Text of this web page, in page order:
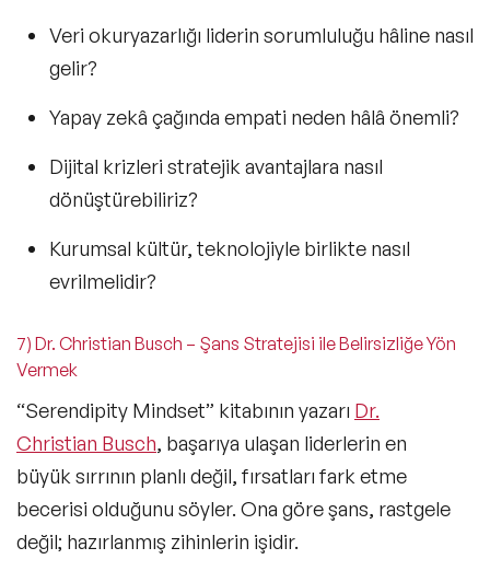
Veri okuryazarlığı liderin sorumluluğu hâline nasıl
gelir?
Yapay zekâ çağında empati neden hâlâ önemli?
Dijital krizleri stratejik avantajlara nasıl
dönüştürebiliriz?
Kurumsal kültür, teknolojiyle birlikte nasıl
evrilmelidir?
7) Dr. Christian Busch – Şans Stratejisi ile Belirsizliğe Yön
Vermek
“Serendipity Mindset” kitabının yazarı Dr.
Christian Busch, başarıya ulaşan liderlerin en
büyük sırrının planlı değil, fırsatları fark etme
becerisi olduğunu söyler. Ona göre şans, rastgele
değil; hazırlanmış zihinlerin işidir.